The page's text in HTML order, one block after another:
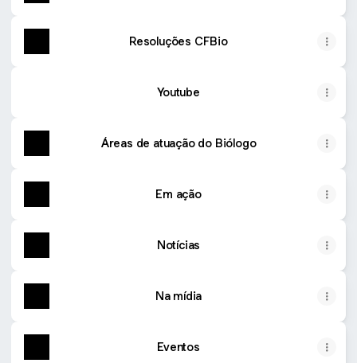
Resoluções CFBio
Youtube
Áreas de atuação do Biólogo
Em ação
Notícias
Na mídia
Eventos